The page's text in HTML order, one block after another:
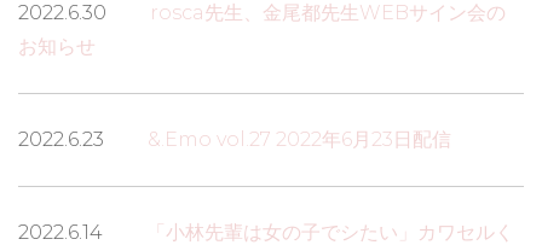
2022.6.30
rosca先生、金尾都先生WEBサイン会の
お知らせ
2022.6.23 &.Emo vol.27 2022年6月23日配信
2022.6.14
「小林先輩は女の子でシたい」カワセルく